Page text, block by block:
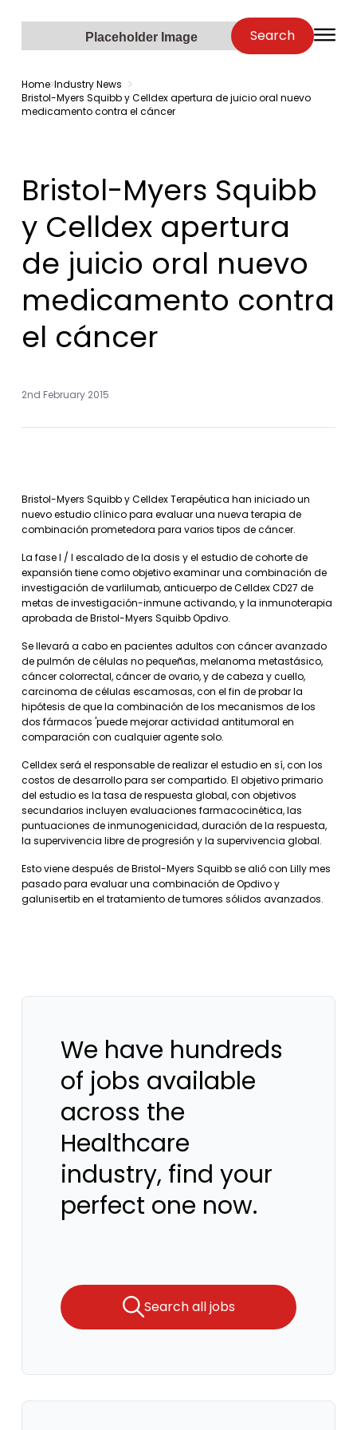
Placeholder Image Search
Home Industry News
Bristol-Myers Squibb y Celldex apertura de juicio oral nuevo
medicamento contra el cáncer
Bristol-Myers Squibb
y Celldex apertura
de juicio oral nuevo
medicamento contra
el cáncer
2nd February 2015
Bristol-Myers Squibb y Celldex Terapéutica han iniciado un
nuevo estudio clínico para evaluar una nueva terapia de
combinación prometedora para varios tipos de cáncer.
La fase I / I escalado de la dosis y el estudio de cohorte de
expansión tiene como objetivo examinar una combinación de
investigación de varlilumab, anticuerpo de Celldex CD27 de
metas de investigación-inmune activando, y la inmunoterapia
aprobada de Bristol-Myers Squibb Opdivo.
Se llevará a cabo en pacientes adultos con cáncer avanzado
de pulmón de células no pequeñas, melanoma metastásico,
cáncer colorrectal, cáncer de ovario, y de cabeza y cuello,
carcinoma de células escamosas, con el fin de probar la
hipótesis de que la combinación de los mecanismos de los
dos fármacos 'puede mejorar actividad antitumoral en
comparación con cualquier agente solo.
Celldex será el responsable de realizar el estudio en sí, con los
costos de desarrollo para ser compartido. El objetivo primario
del estudio es la tasa de respuesta global, con objetivos
secundarios incluyen evaluaciones farmacocinética, las
puntuaciones de inmunogenicidad, duración de la respuesta,
la supervivencia libre de progresión y la supervivencia global.
Esto viene después de Bristol-Myers Squibb se alió con Lilly mes
pasado para evaluar una combinación de Opdivo y
galunisertib en el tratamiento de tumores sólidos avanzados.
We have hundreds
of jobs available
across the
Healthcare
industry, find your
perfect one now.
Search all jobs